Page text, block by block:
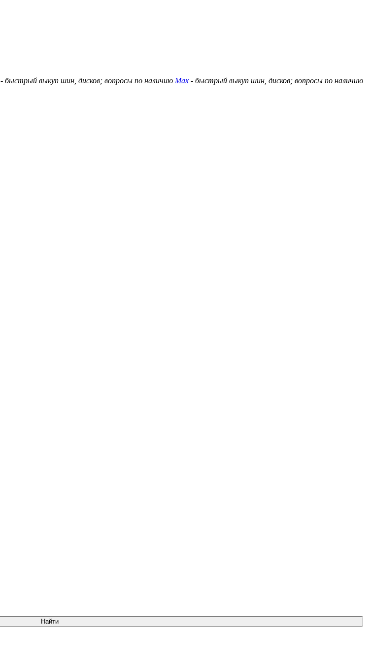
- быстрый выкуп шин, дисков; вопросы по наличию Max - быстрый выкуп шин, дисков; вопросы по наличию